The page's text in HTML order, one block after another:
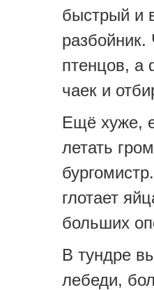
быстрый и
птенцов, а
чаек и
Ещё хуже,
летать
глотает
больших
В тундре
лебеди,